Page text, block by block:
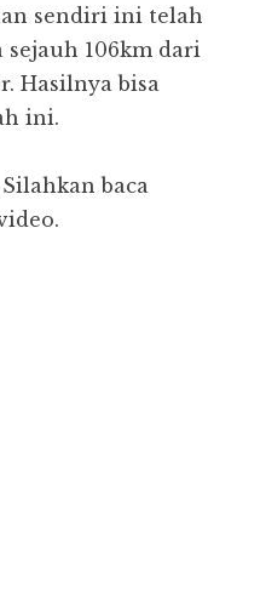
sendiri ini telah
sejauh 106km dari
Hasilnya bisa
ini.
baca